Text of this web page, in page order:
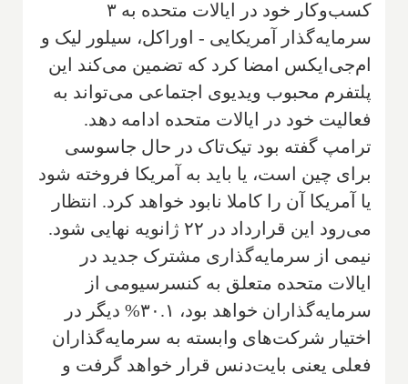
کسب‌وکار خود در ایالات متحده به ۳
سرمایه‌گذار آمریکایی - اوراکل، سیلور لیک و
ام‌جی‌ایکس امضا کرد که تضمین می‌کند این
پلتفرم محبوب ویدیوی اجتماعی می‌تواند به
فعالیت خود در ایالات متحده ادامه دهد.
ترامپ گفته بود تیک‌تاک در حال جاسوسی
برای چین است، یا باید به آمریکا فروخته شود
یا آمریکا آن را کاملا نابود خواهد کرد. انتظار
می‌رود این قرارداد در ۲۲ ژانویه نهایی شود.
نیمی از سرمایه‌گذاری مشترک جدید در
ایالات متحده متعلق به کنسرسیومی از
سرمایه‌گذاران خواهد بود، ۳۰.۱% دیگر در
اختیار شرکت‌های وابسته به سرمایه‌گذاران
فعلی یعنی بایت‌دنس قرار خواهد گرفت و